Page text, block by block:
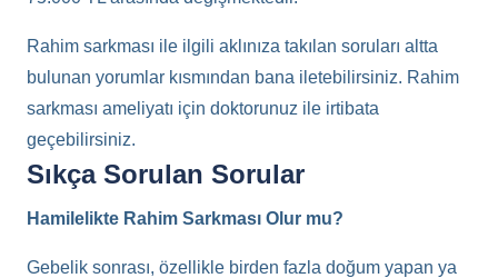
Rahim sarkması ile ilgili aklınıza takılan soruları altta
bulunan yorumlar kısmından bana iletebilirsiniz. Rahim
sarkması ameliyatı için doktorunuz ile irtibata
geçebilirsiniz.
Sıkça Sorulan Sorular
Hamilelikte Rahim Sarkması Olur mu?
Gebelik sonrası, özellikle birden fazla doğum yapan ya